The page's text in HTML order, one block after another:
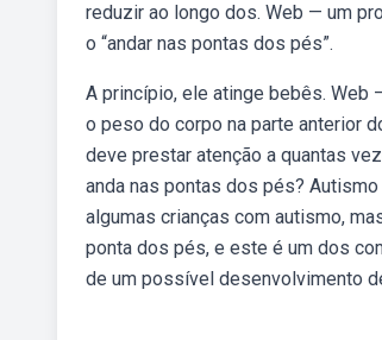
reduzir ao longo dos. Web — um
o “andar nas pontas dos pés”.
A princípio, ele atinge bebês. Web
o peso do corpo na parte anterior
deve prestar atenção a quantas
anda nas pontas dos pés?
algumas crianças com autismo,
ponta dos pés, e este é um dos
de um possível desenvolvimento